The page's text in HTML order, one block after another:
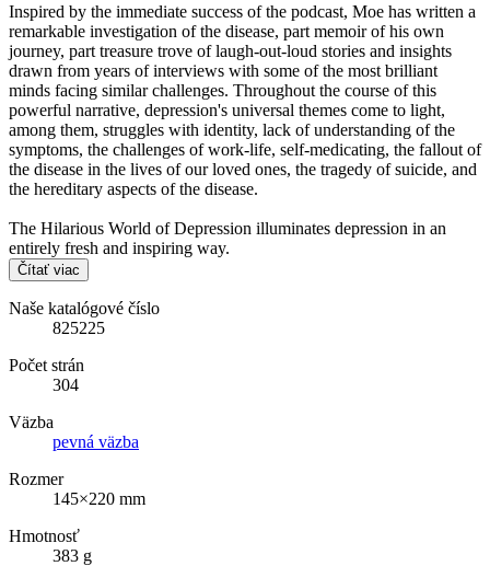
Inspired by the immediate success of the podcast, Moe has written a
remarkable investigation of the disease, part memoir of his own
journey, part treasure trove of laugh-out-loud stories and insights
drawn from years of interviews with some of the most brilliant
minds facing similar challenges. Throughout the course of this
powerful narrative, depression's universal themes come to light,
among them, struggles with identity, lack of understanding of the
symptoms, the challenges of work-life, self-medicating, the fallout of
the disease in the lives of our loved ones, the tragedy of suicide, and
the hereditary aspects of the disease.
The Hilarious World of Depression illuminates depression in an
entirely fresh and inspiring way.
Čítať viac
Naše katalógové číslo
825225
Počet strán
304
Väzba
pevná väzba
Rozmer
145×220 mm
Hmotnosť
383 g